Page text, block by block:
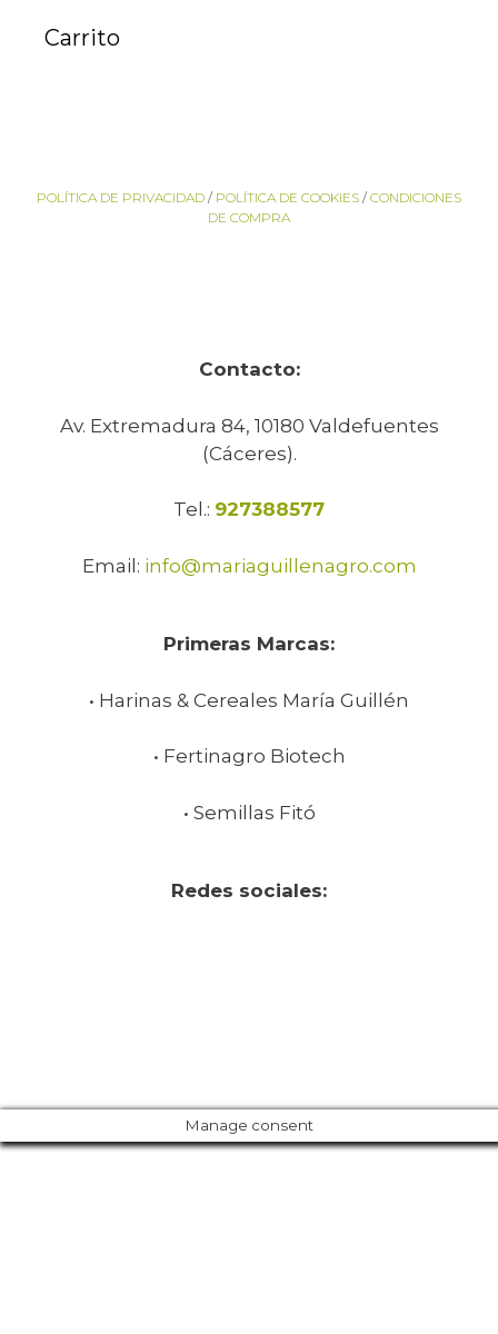
Carrito
POLÍTICA DE PRIVACIDAD / POLÍTICA DE COOKIES / CONDICIONES
DE COMPRA
Contacto:
Av. Extremadura 84, 10180 Valdefuentes
(Cáceres).
Tel.: 927388577
Email: info@mariaguillenagro.com
Primeras Marcas:
• Harinas & Cereales María Guillén
• Fertinagro Biotech
• Semillas Fitó
Redes sociales:
Manage consent